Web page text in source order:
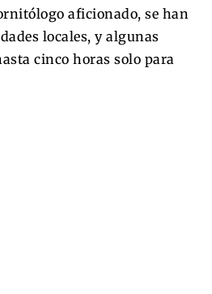
aficionado, se han
locales, y algunas
cinco horas solo para